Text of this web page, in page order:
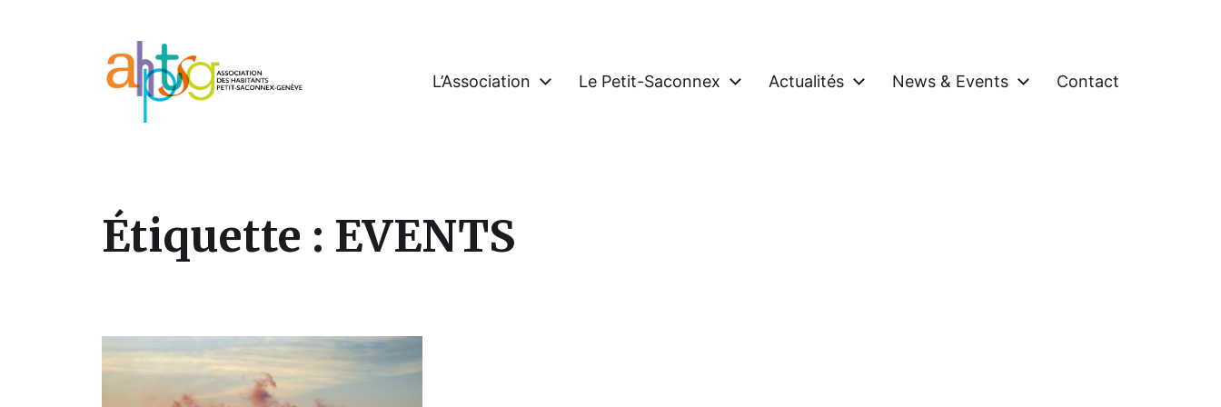
Association des habitants du Petit-Saconnex Genève
L’Association Le Petit-Saconnex Actualités News & Events Contact
Étiquette : EVENTS